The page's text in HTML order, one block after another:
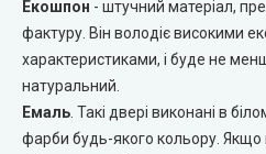
Двері прихованого монтажу
DOORIS (Доріс)
BRAMA (Брама)
Екошпон - штучний матеріал,
фактуру. Він володіє високими
характеристиками, і буде не
натуральний.
Емаль . Такі двері виконані в
фарби будь-якого кольору. Якщо